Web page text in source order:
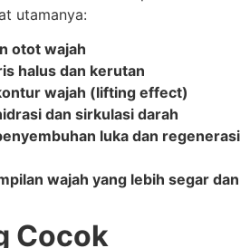
utamanya:
otot wajah
halus dan kerutan
wajah (lifting effect)
dan sirkulasi darah
luka dan regenerasi
wajah yang lebih segar dan
Cocok